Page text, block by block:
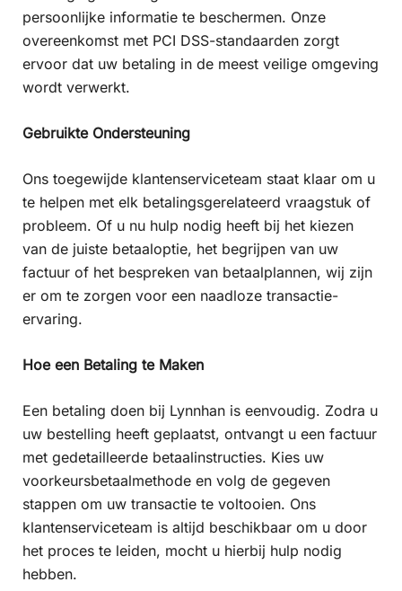
persoonlijke informatie te beschermen. Onze
overeenkomst met PCI DSS-standaarden zorgt
ervoor dat uw betaling in de meest veilige omgeving
wordt verwerkt.
Gebruikte Ondersteuning
Ons toegewijde klantenserviceteam staat klaar om u
te helpen met elk betalingsgerelateerd vraagstuk of
probleem. Of u nu hulp nodig heeft bij het kiezen
van de juiste betaaloptie, het begrijpen van uw
factuur of het bespreken van betaalplannen, wij zijn
er om te zorgen voor een naadloze transactie-
ervaring.
Hoe een Betaling te Maken
Een betaling doen bij Lynnhan is eenvoudig. Zodra u
uw bestelling heeft geplaatst, ontvangt u een factuur
met gedetailleerde betaalinstructies. Kies uw
voorkeursbetaalmethode en volg de gegeven
stappen om uw transactie te voltooien. Ons
klantenserviceteam is altijd beschikbaar om u door
het proces te leiden, mocht u hierbij hulp nodig
hebben.